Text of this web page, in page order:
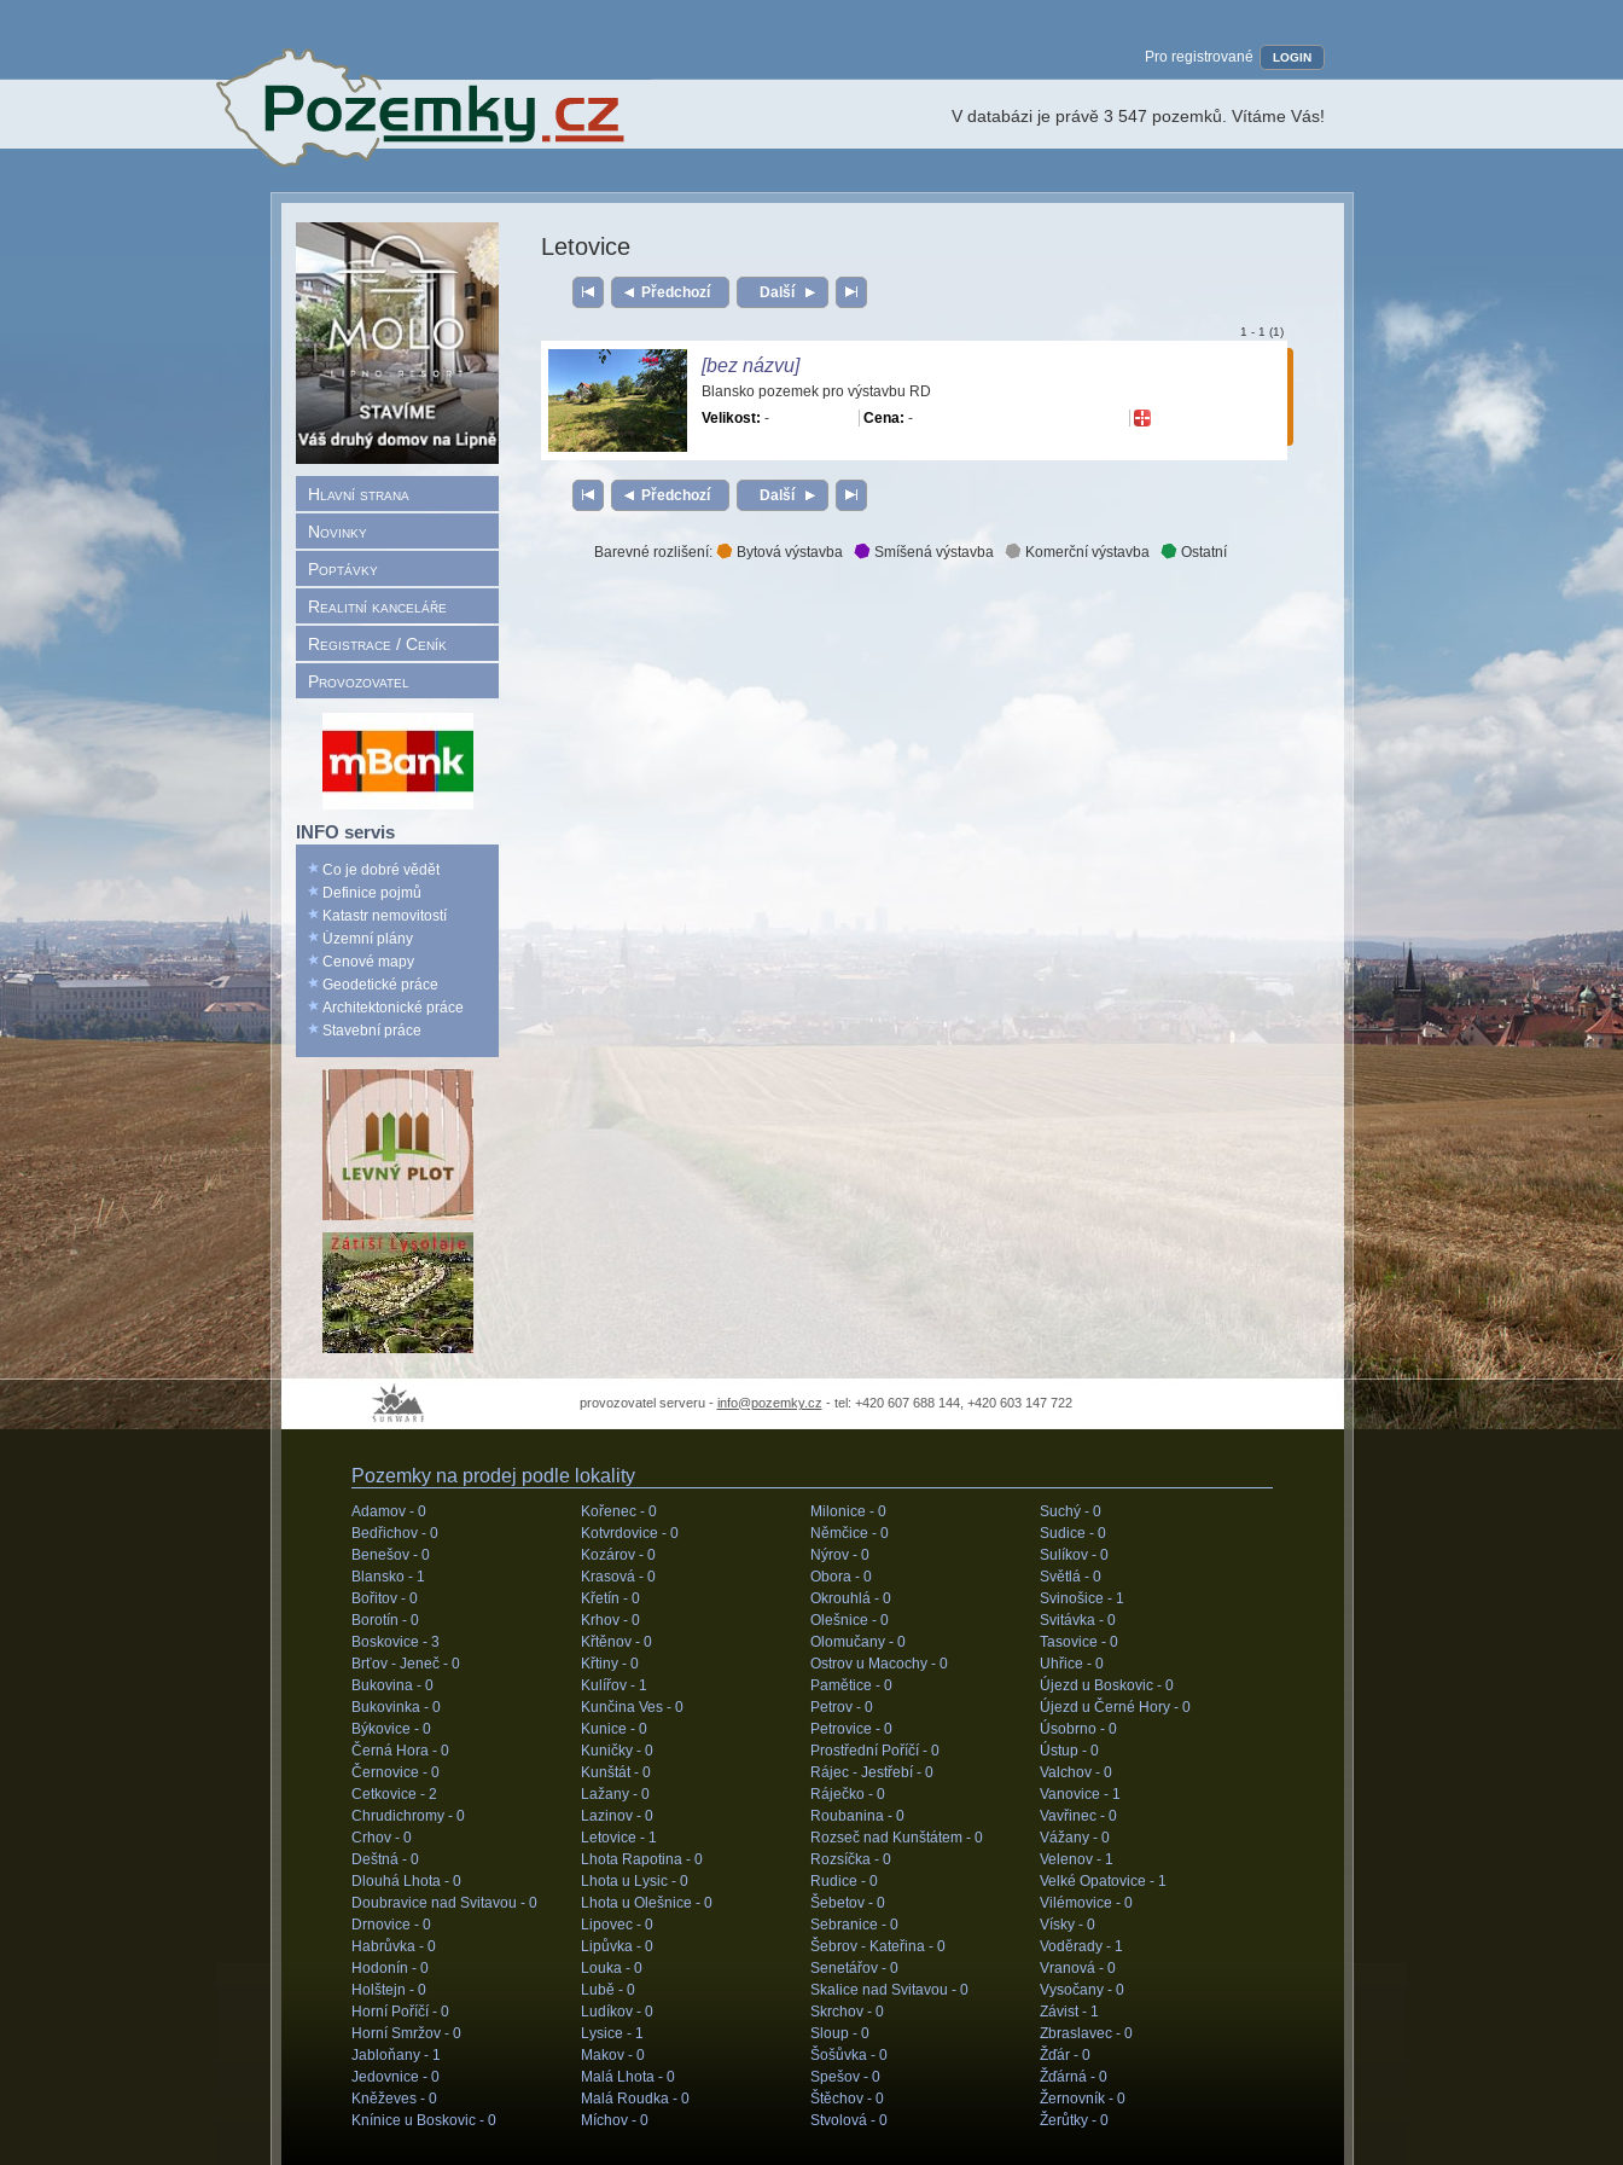
Hlavní strana
Novinky
Poptávky
Realitní kanceláře
Registrace / Ceník
Provozovatel
INFO servis
Co je dobré vědět
Definice pojmů
Katastr nemovitostí
Územní plány
Cenové mapy
Geodetické práce
Architektonické práce
Stavební práce
Pro registrované LOGIN
V databázi je právě 3 547 pozemků. Vítáme Vás!
Letovice
Předchozí Další
1 - 1 (1)
[bez názvu]
Blansko pozemek pro výstavbu RD
Velikost: - Cena: -
Předchozí Další
Barevné rozlišení: Bytová výstavba Smíšená výstavba Komerční výstavba Ostatní
provozovatel serveru - info@pozemky.cz - tel: +420 607 688 144, +420 603 147 722
Pozemky na prodej podle lokality
Adamov - 0
Bedřichov - 0
Benešov - 0
Blansko - 1
Bořitov - 0
Borotín - 0
Boskovice - 3
Brťov - Jeneč - 0
Bukovina - 0
Bukovinka - 0
Býkovice - 0
Černá Hora - 0
Černovice - 0
Cetkovice - 2
Chrudichromy - 0
Crhov - 0
Deštná - 0
Dlouhá Lhota - 0
Doubravice nad Svitavou - 0
Drnovice - 0
Habrůvka - 0
Hodonín - 0
Holštejn - 0
Horní Poříčí - 0
Horní Smržov - 0
Jabloňany - 1
Jedovnice - 0
Kněževes - 0
Knínice u Boskovic - 0
Kořenec - 0
Kotvrdovice - 0
Kozárov - 0
Krasová - 0
Křetín - 0
Krhov - 0
Křtěnov - 0
Křtiny - 0
Kulířov - 1
Kunčina Ves - 0
Kunice - 0
Kuničky - 0
Kunštát - 0
Lažany - 0
Lazinov - 0
Letovice - 1
Lhota Rapotina - 0
Lhota u Lysic - 0
Lhota u Olešnice - 0
Lipovec - 0
Lipůvka - 0
Louka - 0
Lubě - 0
Ludíkov - 0
Lysice - 1
Makov - 0
Malá Lhota - 0
Malá Roudka - 0
Míchov - 0
Milonice - 0
Němčice - 0
Nýrov - 0
Obora - 0
Okrouhlá - 0
Olešnice - 0
Olomučany - 0
Ostrov u Macochy - 0
Pamětice - 0
Petrov - 0
Petrovice - 0
Prostřední Poříčí - 0
Rájec - Jestřebí - 0
Ráječko - 0
Roubanina - 0
Rozseč nad Kunštátem - 0
Rozsíčka - 0
Rudice - 0
Šebetov - 0
Sebranice - 0
Šebrov - Kateřina - 0
Senetářov - 0
Skalice nad Svitavou - 0
Skrchov - 0
Sloup - 0
Šošůvka - 0
Spešov - 0
Štěchov - 0
Stvolová - 0
Suchý - 0
Sudice - 0
Sulíkov - 0
Světlá - 0
Svinošice - 1
Svitávka - 0
Tasovice - 0
Uhřice - 0
Újezd u Boskovic - 0
Újezd u Černé Hory - 0
Úsobrno - 0
Ústup - 0
Valchov - 0
Vanovice - 1
Vavřinec - 0
Vážany - 0
Velenov - 1
Velké Opatovice - 1
Vilémovice - 0
Vísky - 0
Voděrady - 1
Vranová - 0
Vysočany - 0
Závist - 1
Zbraslavec - 0
Žďár - 0
Žďárná - 0
Žernovník - 0
Žerůtky - 0